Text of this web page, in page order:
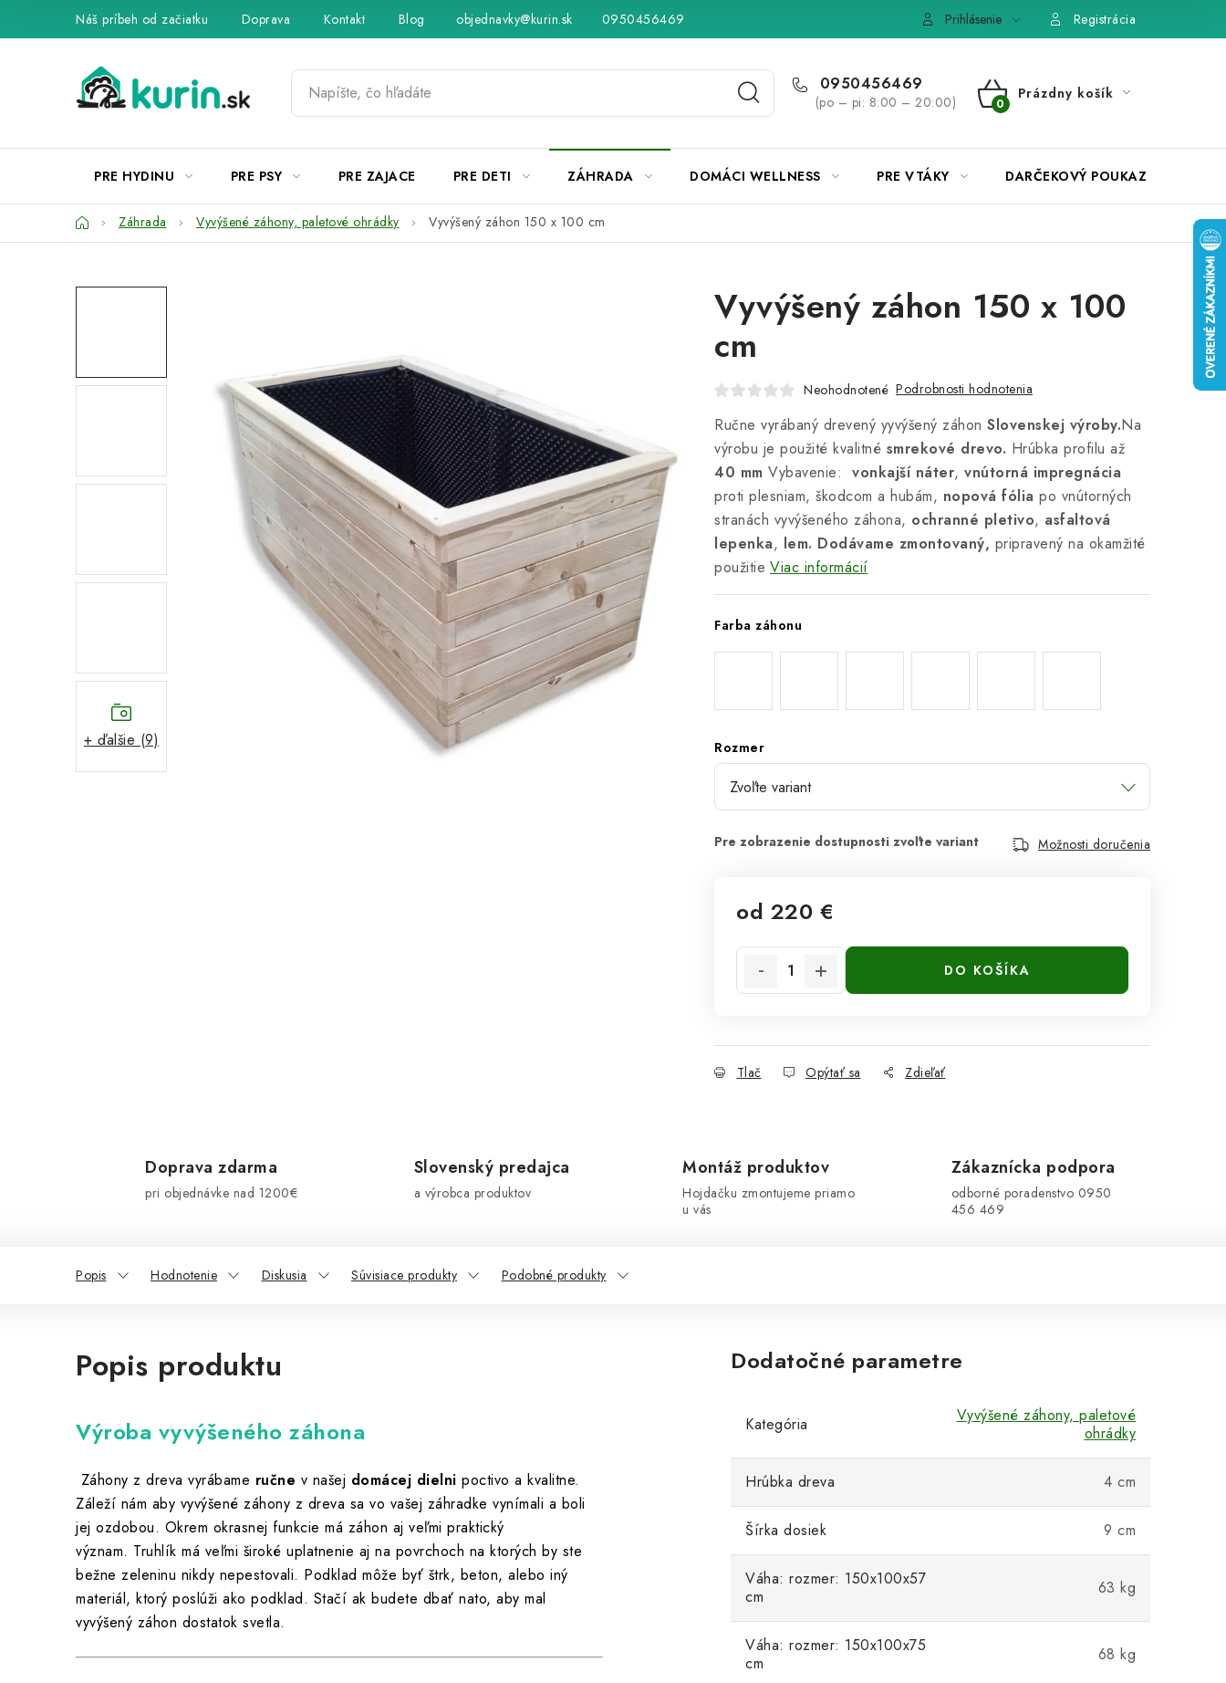
Náš príbeh od začiatku Doprava Kontakt Blog Hodnotenie obchodu Obchodné podmienky Pravidlá súťaží na Facebooku
objednavky@kurin.sk 0950456469 Prihlásenie Registrácia
0950456469
(po – pi: 8:00 – 20:00)
NÁKUPNÝ
Prázdny košík
PRE HYDINU PRE PSY PRE ZAJACE PRE DETI ZÁHRADA DOMÁCI WELLNESS PRE VTÁKY DARČEKOVÝ POUKAZ
DomovZáhrada Vyvýšené záhony, paletové ohrádky Vyvýšený záhon 150 x 100 cm
+ ďalšie (9)
Vyvýšený záhon 150 x 100
cm
Neohodnotené Podrobnosti hodnotenia
Ručne vyrábaný drevený yyvýšený záhon Slovenskej výroby.Na
výrobu je použité kvalitné smrekové drevo. Hrúbka profilu až
40 mm Vybavenie: vonkajší náter, vnútorná impregnácia
proti plesniam, škodcom a hubám, nopová fólia po vnútorných
stranách vyvýšeného záhona, ochranné pletivo, asfaltová
lepenka, lem. Dodávame zmontovaný, pripravený na okamžité
použitie Viac informácií
Farba záhonu
Rozmer
Možnosti doručenia
od 220 €
DO KOŠÍKA
Tlač Opýtať sa Zdieľať
Doprava zdarma
pri objednávke nad 1200€
Slovenský predajca
a výrobca produktov
Montáž produktov
Hojdačku zmontujeme priamo
u vás
Zákaznícka podpora
odborné poradenstvo 0950
456 469
Popis Hodnotenie Diskusia Súvisiace produkty Podobné produkty
Popis produktu
Výroba vyvýšeného záhona
Záhony z dreva vyrábame ručne v našej domácej dielni poctivo a kvalitne.
Záleží nám aby vyvýšené záhony z dreva sa vo vašej záhradke vynímali a boli
jej ozdobou. Okrem okrasnej funkcie má záhon aj veľmi praktický
význam. Truhlík má veľmi široké uplatnenie aj na povrchoch na ktorých by ste
bežne zeleninu nikdy nepestovali. Podklad môže byť štrk, beton, alebo iný
materiál, ktorý poslúži ako podklad. Stačí ak budete dbať nato, aby mal
vyvýšený záhon dostatok svetla.
Dodatočné parametre
Kategória
Vyvýšené záhony, paletové
ohrádky
Hrúbka dreva 4 cm
Šírka dosiek 9 cm
Váha: rozmer: 150x100x57
cm
63 kg
Váha: rozmer: 150x100x75
cm
68 kg